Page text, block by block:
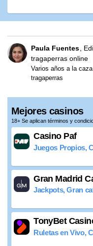
Paula Fuentes
tragaperras online
Varios años a la
tragaperras
Mejores casinos
18+ Se aplican términos y
Casino Paf
Juegos Propios,
Gran Madrid
Jackpots, Gran
TonyBet
Ruletas en Vivo,